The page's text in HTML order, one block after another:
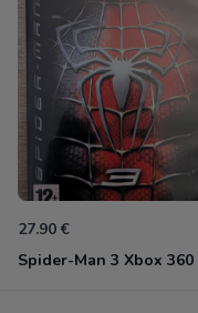
27.90 €
Spider-Man 3 Xbox 360